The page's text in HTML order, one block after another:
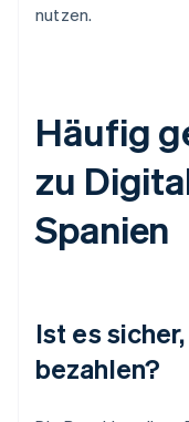
nutzen.
Häufig
zu
Spanien
Ist es
bezahlen?